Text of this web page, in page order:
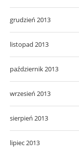
grudzień 2013
listopad 2013
październik 2013
wrzesień 2013
sierpień 2013
lipiec 2013